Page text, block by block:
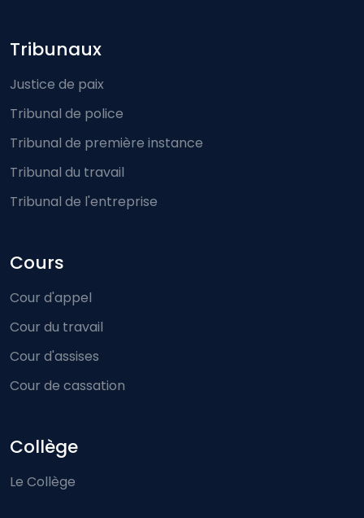
Footer-menu
Tribunaux
Justice de paix
Tribunal de police
Tribunal de première instance
Tribunal du travail
Tribunal de l'entreprise
Cours
Cour d'appel
Cour du travail
Cour d'assises
Cour de cassation
Collège
Le Collège